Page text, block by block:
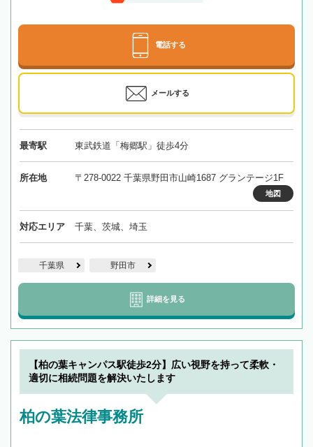
電話する
メールする
最寄駅 東武鉄道「梅郷駅」徒歩4分
所在地 〒278-0022 千葉県野田市山崎1687 グランテージ1F
地図
対応エリア 千葉、茨城、埼玉
千葉県 野田市
詳細を見る
【柏の葉キャンパス駅徒歩2分】広い視野を持って柔軟・
適切に相続問題を解決いたします
柏の葉法律事務所